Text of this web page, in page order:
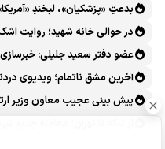
بدعتِ «پزشکیان»، لبخندِ
قانون‌گریزی در روز روشن!
در حوالی خانه شهید؛ روایت
عضو دفتر سعید جلیلی:
است
آخرین مشق ناتمام؛ ویدیوی
پربازدید شد
پیش بینی عجیب معاون وزیر
از تنگه تا تهران؛ معادله جدید